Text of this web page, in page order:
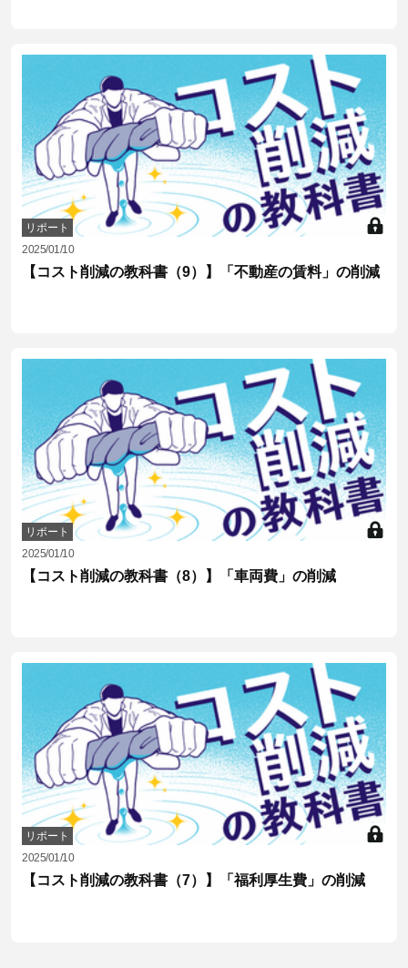
リポート
2025/01/10
【コスト削減の教科書（9）】「不動産の賃料」の削減
リポート
2025/01/10
【コスト削減の教科書（8）】「車両費」の削減
リポート
2025/01/10
【コスト削減の教科書（7）】「福利厚生費」の削減